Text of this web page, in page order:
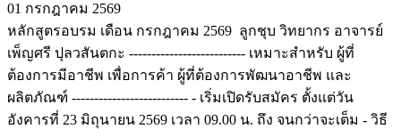
01 กรกฎาคม 2569
หลักสูตรอบรม เดือน กรกฎาคม 2569 ️ ลูกชุบ วิทยากร อาจารย์
เพ็ญศรี ปุลวสันตกะ -------------------------- เหมาะสำหรับ ผู้ที่
ต้องการมีอาชีพ เพื่อการค้า ผู้ที่ต้องการพัฒนาอาชีพ และ
ผลิตภัณฑ์ -------------------------- - เริ่มเปิดรับสมัคร ตั้งแต่วัน
อังคารที่ 23 มิถุนายน 2569 เวลา 09.00 น. ถึง จนกว่าจะเต็ม - วิธี